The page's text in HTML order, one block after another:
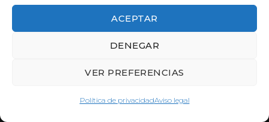
ACEPTAR
DENEGAR
VER PREFERENCIAS
Política de privacidadAviso legal